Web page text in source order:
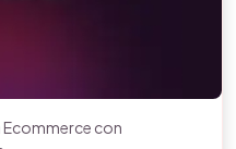
con